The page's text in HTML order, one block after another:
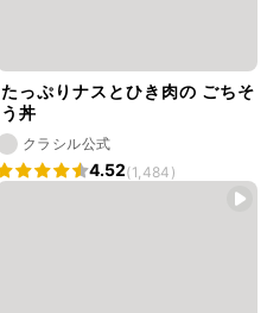
たっぷりナスとひき肉の ごちそ
う丼
クラシル公式
4.52(1,484)